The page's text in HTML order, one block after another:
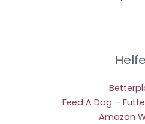
Feed A Dog –
Amazon